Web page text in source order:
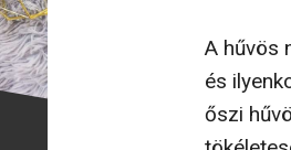
A hűvös
és
őszi